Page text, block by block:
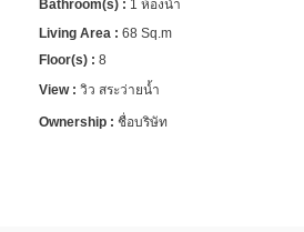
1 ห้องน้ำ
68 Sq.m
8
วิว สระว่ายน้ำ
ชื่อบริษัท